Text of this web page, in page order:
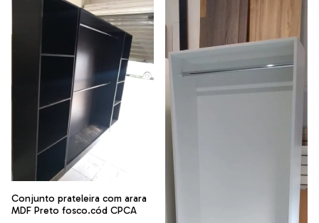
Conjunto prateleira com arara
MDF Preto fosco.cód CPCA